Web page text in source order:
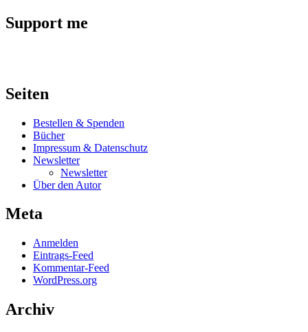
Support me
Seiten
Bestellen & Spenden
Bücher
Impressum & Datenschutz
Newsletter
Newsletter
Über den Autor
Meta
Anmelden
Eintrags-Feed
Kommentar-Feed
WordPress.org
Archiv